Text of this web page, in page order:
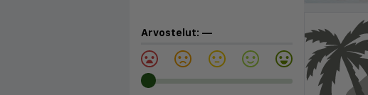
Arvostelut: —